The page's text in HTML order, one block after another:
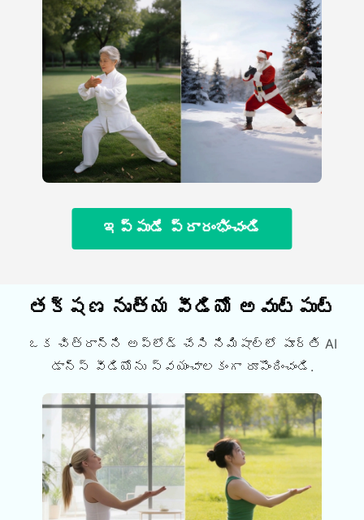
ఇప్పుడే ప్రారంభించండి
తక్షణ నృత్య వీడియో అవుట్పుట్
ఒక చిత్రాన్ని అప్లోడ్ చేసి నిమిషాల్లో పూర్తి AI
డాన్స్ వీడియోను స్వయంచాలకంగా రూపొందించండి.